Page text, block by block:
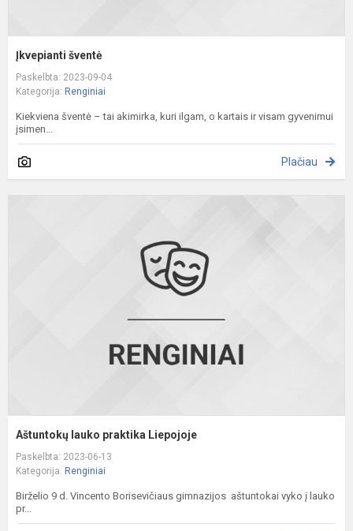
Įkvepianti šventė
Paskelbta: 2023-09-04
Kategorija: Renginiai
Kiekviena šventė – tai akimirka, kuri ilgam, o kartais ir visam gyvenimui
įsimen...
Plačiau
Aštuntokų lauko praktika Liepojoje
Paskelbta: 2023-06-13
Kategorija: Renginiai
Birželio 9 d. Vincento Borisevičiaus gimnazijos aštuntokai vyko į lauko
pr...